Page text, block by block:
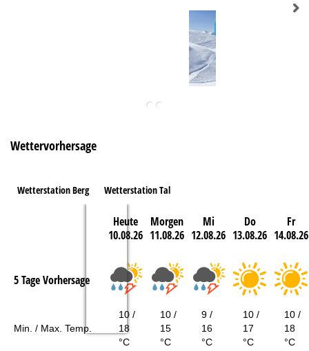
Wettervorhersage
Wetterstation Berg Wetterstation Tal
Heute
10.08.26
Morgen
11.08.26
Mi
12.08.26
Do
13.08.26
Fr
14.08.26
5 Tage Vorhersage
Min. / Max. Temp.
10 /
18
°C
10 /
15
°C
9 /
16
°C
10 /
17
°C
10 /
18
°C